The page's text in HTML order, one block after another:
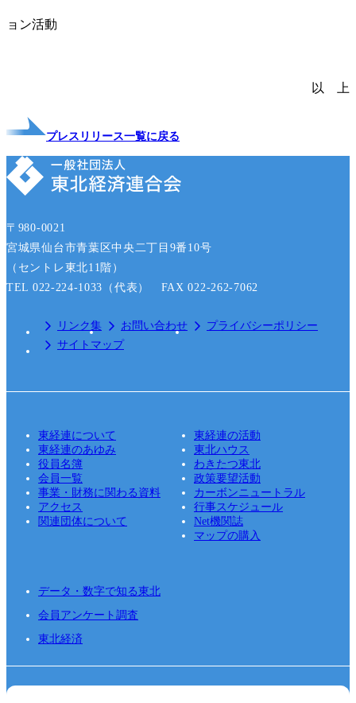
ョン活動
以 上
プレスリリース一覧に戻る
〒980-0021
宮城県仙台市青葉区中央二丁目9番10号
（セントレ東北11階）
TEL 022-224-1033（代表） FAX 022-262-7062
リンク集 お問い合わせ
プライバシーポリシー
サイトマップ
東経連について
東経連の活動
東経連のあゆみ
東北ハウス
役員名簿
わきたつ東北
会員一覧
政策要望活動
事業・財務に関わる資料
カーボンニュートラル
アクセス
行事スケジュール
関連団体について
Net機関誌
マップの購入
データ・数字で知る東北
会員アンケート調査
東北経済